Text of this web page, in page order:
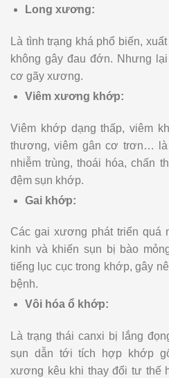
Long xương:
Là tình trạng khá phổ biến,
không gây đau đớn. Nhưng
cơ gãy xương.
Viêm xương khớp:
Viêm khớp dạng thấp, viêm
thương, viêm gân cơ trơn…
nhiễm trùng, thoái hóa, chấn
đệm sụn khớp.
Gai khớp:
Các gai xương phát triển quá
kinh và khiến sụn bị bào
tiếng lục cục trong khớp, gây
bệnh.
Vôi hóa ổ khớp:
Là trạng thái canxi bị lắng
sụn dẫn tới tích hợp khớp
xương kêu khi thay đổi tư thế